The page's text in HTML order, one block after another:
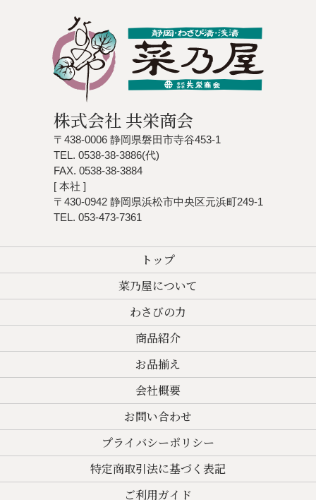
株式会社 共栄商会
〒438-0006 静岡県磐田市寺谷453-1
TEL. 0538-38-3886(代)
FAX. 0538-38-3884
[ 本社 ]
〒430-0942 静岡県浜松市中央区元浜町249-1
TEL. 053-473-7361
トップ
菜乃屋について
わさびの力
商品紹介
お品揃え
会社概要
お問い合わせ
プライバシーポリシー
特定商取引法に基づく表記
ご利用ガイド